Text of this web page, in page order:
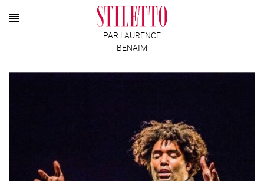
PAR LAURENCE
BENAIM